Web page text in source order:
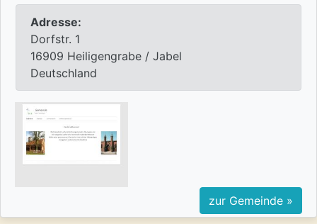
Adresse:
Dorfstr. 1
16909 Heiligengrabe / Jabel
Deutschland
zur Gemeinde »